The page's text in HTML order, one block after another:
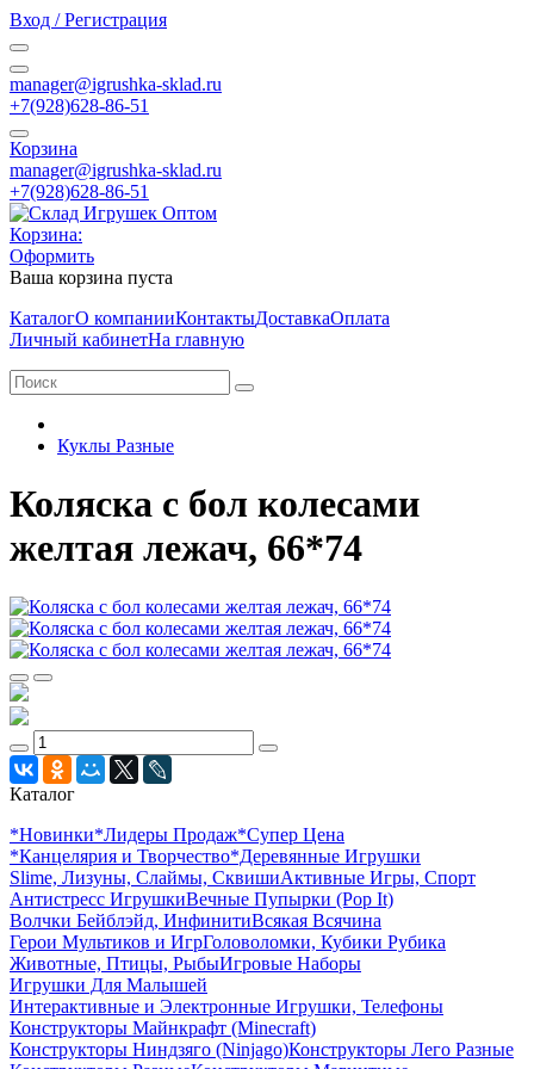
Вход / Регистрация
manager@igrushka-sklad.ru
+7(928)628-86-51
Корзина
manager@igrushka-sklad.ru
+7(928)628-86-51
Корзина:
Оформить
Ваша корзина пуста
КаталогО компанииКонтактыДоставкаОплата
Личный кабинетНа главную
Куклы Разные
Коляска с бол колесами
желтая лежач, 66*74
Каталог
*Новинки*Лидеры Продаж*Супер Цена
*Канцелярия и Творчество*Деревянные Игрушки
Slime, Лизуны, Слаймы, СквишиАктивные Игры, Спорт
Антистресс ИгрушкиВечные Пупырки (Pop It)
Волчки Бейблэйд, ИнфинитиВсякая Всячина
Герои Мультиков и ИгрГоловоломки, Кубики Рубика
Животные, Птицы, РыбыИгровые Наборы
Игрушки Для Малышей
Интерактивные и Электронные Игрушки, Телефоны
Конструкторы Майнкрафт (Minecraft)
Конструкторы Ниндзяго (Ninjago)Конструкторы Лего Разные